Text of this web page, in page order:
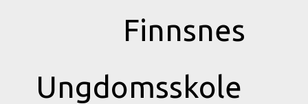
Finnsnes
Ungdomsskole